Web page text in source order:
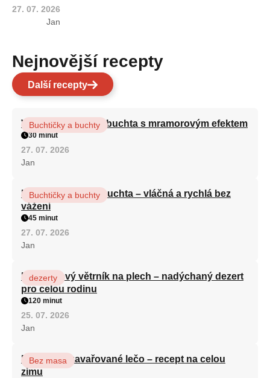
27. 07. 2026
Jan
Nejnovější recepty
Další recepty
Vláčná olejová litá buchta s mramorovým efektem
Buchtičky a buchty
30 minut
27. 07. 2026
Jan
Hrnková maková buchta – vláčná a rychlá bez
vážení
Buchtičky a buchty
45 minut
27. 07. 2026
Jan
Karamelový větrník na plech – nadýchaný dezert
pro celou rodinu
dezerty
120 minut
25. 07. 2026
Jan
Babiččino zavařované lečo – recept na celou
zimu
Bez masa